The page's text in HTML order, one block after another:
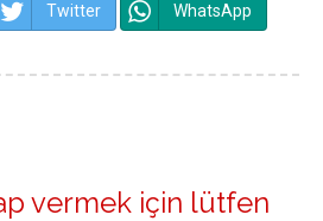
Twitter WhatsApp
vermek için lütfen